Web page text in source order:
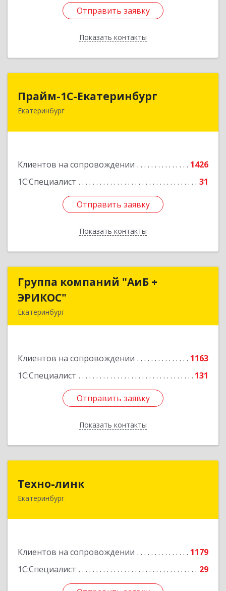
Отправить заявку
Показать контакты
Отправить заявку
Назад
Прайм-1С-Екатеринбург
Екатеринбург
Клиентов на сопровождении
1426
1С:Специалист
31
Отправить заявку
Показать контакты
Прайм-1С-Екатеринбург
620142, Свердловская обл, Екатеринбург г, 8
Отправить заявку
Назад
Группа компаний "АиБ +
ЭРИКОС"
Екатеринбург
Клиентов на сопровождении
1163
1С:Специалист
131
Отправить заявку
Показать контакты
Группа компаний "АиБ +
Подробнее
Отправить заявку
Назад
Техно-линк
Екатеринбург
Клиентов на сопровождении
1179
1С:Специалист
29
620000, Свердловская обл, Екатеринбург г,